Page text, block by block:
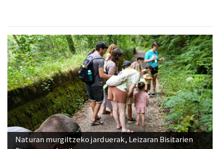
Naturan murgiltzeko jarduerak, Leizaran Bisitarien